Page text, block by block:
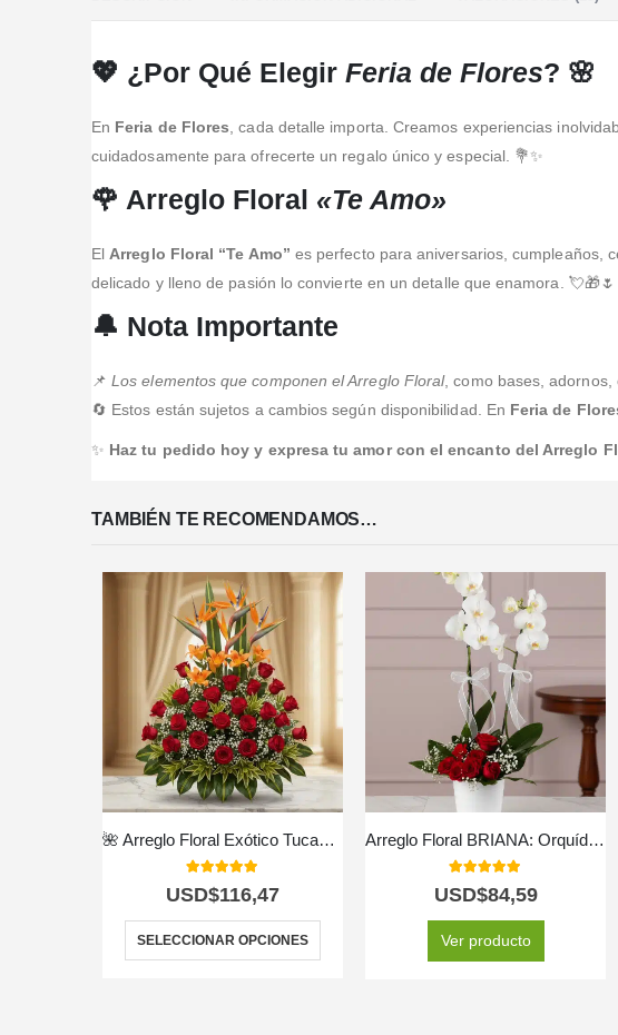
Más
Más
💖 ¿Por Qué Elegir Feria de Flores? 🌸
En Feria de Flores, cada detalle importa. Creamos experiencias
cuidadosamente para ofrecerte un regalo único y especial. 💐✨
🌹 Arreglo Floral «Te Amo»
ElArreglo Floral “Te Amo” es perfecto para aniversarios, cumpleaños,
delicado y lleno de pasión lo convierte en un detalle que enamora. 💘🎁🌷
🔔 Nota Importante
📌Los elementos que componen el Arreglo Floral, como bases,
🔄 Estos están sujetos a cambios según disponibilidad. En Feria de
✨ Haz tu pedido hoy y expresa tu amor con el encanto del Arreglo
TAMBIÉN TE RECOMENDAMOS…
🌺 Arreglo Floral Exótico Tucana – Color y Vida Tropical 🌿✨
5.00out of 5
USD$116,47
SELECCIONAR OPCIONES
Arreglo Floral BRIANA: Orquídea y Rosas Rojas para Enamorar 🌹
out of 5
USD$84,59
Ver producto